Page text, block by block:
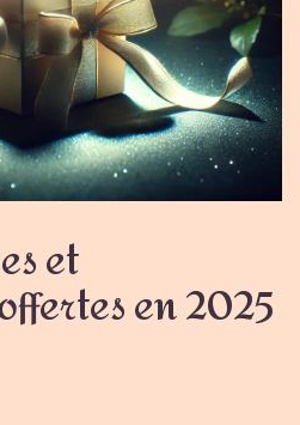
et
en 2025